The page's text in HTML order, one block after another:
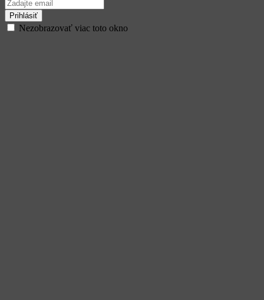
Prihlásiť
Nezobrazovať viac toto okno